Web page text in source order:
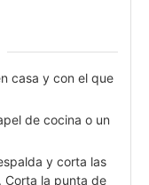
casa y con el que
de cocina o un
y corta las
Corta la punta de